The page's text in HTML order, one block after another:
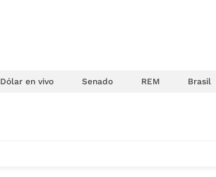
Dólar en vivo Senado REM Brasil